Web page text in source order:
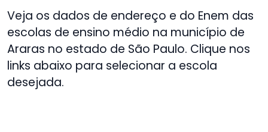
Veja os dados de endereço e do Enem das
escolas de ensino médio na município de
Araras no estado de São Paulo. Clique nos
links abaixo para selecionar a escola
desejada.